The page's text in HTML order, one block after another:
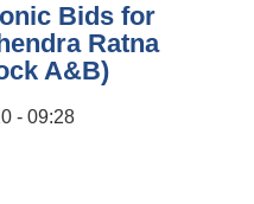
Bids for
Ratna
A&B)
- 09:28